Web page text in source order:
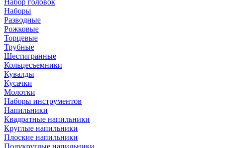
Набор головок
Наборы
Разводные
Рожковые
Торцевые
Трубные
Шестигранные
Кольцесъемники
Кувалды
Кусачки
Молотки
Наборы инструментов
Напильники
Квадратные напильники
Круглые напильники
Плоские напильники
Полукруглые напильники